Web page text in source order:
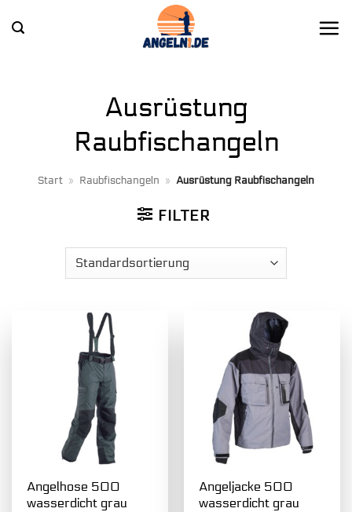
Inhalt
Ausrüstung
Raubfischangeln
Start » Raubfischangeln » Ausrüstung Raubfischangeln
FILTER
Angelhose 500
wasserdicht grau
Angeljacke 500
wasserdicht grau